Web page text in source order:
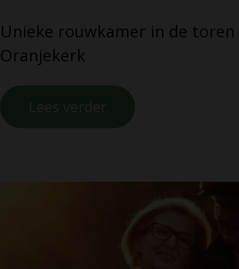
Unieke rouwkamer in de toren
Oranjekerk